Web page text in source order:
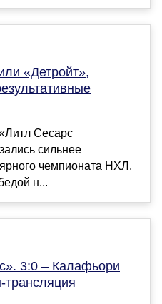
«Детройт»,
Сесарс
сильнее
чемпионата НХЛ.
н...
3:0 – Калафьори